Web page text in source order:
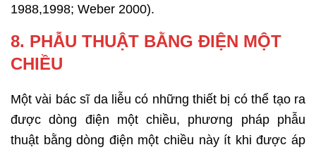
1988,1998; Weber 2000).
8. PHẪU THUẬT BẰNG ĐIỆN MỘT
CHIỀU
Một vài bác sĩ da liễu có những thiết bị có thể tạo ra
được dòng điện một chiều, phương pháp phẫu
thuật bằng dòng điện một chiều này ít khi được áp